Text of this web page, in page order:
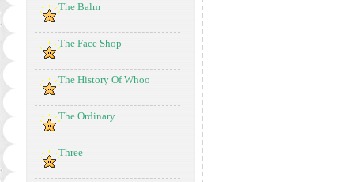
The Balm
The Face Shop
The History Of Whoo
The Ordinary
Three